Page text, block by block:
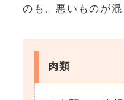
のも、悪いものが
肉類